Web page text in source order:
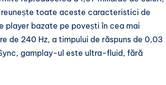
toate aceste caracteristici de
player bazate pe povești în cea mai
de 240 Hz, a timpului de răspuns de 0,03
gamplay-ul este ultra-fluid, fără